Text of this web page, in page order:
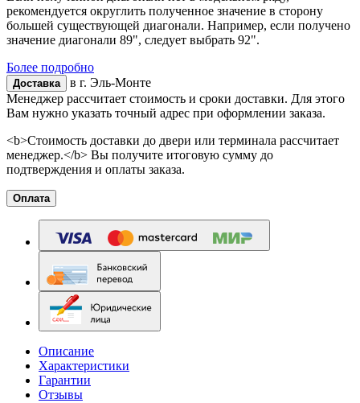
рекомендуется округлить полученное значение в сторону
большей существующей диагонали. Например, если получено
значение диагонали 89", следует выбрать 92".
Более подробно
Доставка в г. Эль-Монте
Менеджер рассчитает стоимость и сроки доставки. Для этого
Вам нужно указать точный адрес при оформлении заказа.
<b>Стоимость доставки до двери или терминала рассчитает
менеджер.</b> Вы получите итоговую сумму до
подтверждения и оплаты заказа.
Оплата
Описание
Характеристики
Гарантии
Отзывы